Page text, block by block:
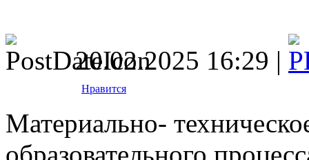
20.02.2025 16:29 |
Нравится
Материально-
образовательного